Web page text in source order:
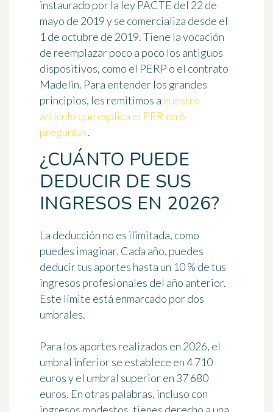
instaurado por la ley PACTE del 22 de
mayo de 2019 y se comercializa desde el
1 de octubre de 2019. Tiene la vocación
de reemplazar poco a poco los antiguos
dispositivos, como el PERP o el contrato
Madelin. Para entender los grandes
principios, les remitimos a nuestro
artículo que explica el PER en 6
preguntas.
¿CUÁNTO PUEDE
DEDUCIR DE SUS
INGRESOS EN 2026?
La deducción no es ilimitada, como
puedes imaginar. Cada año, puedes
deducir tus aportes hasta un 10 % de tus
ingresos profesionales del año anterior.
Este límite está enmarcado por dos
umbrales.
Para los aportes realizados en 2026, el
umbral inferior se establece en4 710
eurosy el umbral superior en 37 680
euros. En otras palabras, incluso con